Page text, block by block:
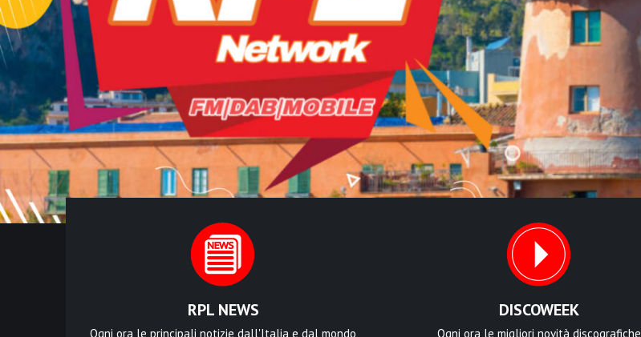
RPL NEWS
Ogni ora le principali notizie dall'Italia e dal mondo
DISCOWEEK
Ogni ora le migliori novità discografiche